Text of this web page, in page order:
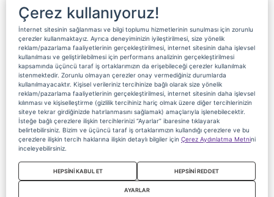
Çerez kullanıyoruz!
İnternet sitesinin sağlanması ve bilgi toplumu hizmetlerinin sunulması için zorunlu
çerezler kullanmaktayız. Ayrıca deneyiminizin iyileştirilmesi, size yönelik
reklam/pazarlama faaliyetlerinin gerçekleştirilmesi, internet sitesinin daha işlevsel
kullanılması ve geliştirilebilmesi için performans analizinin gerçekleştirilmesi
kapsamında üçüncü taraf iş ortaklarımızın da erişebileceği çerezler kullanılmak
istenmektedir. Zorunlu olmayan çerezler onay vermediğiniz durumlarda
kullanılmayacaktır. Kişisel verileriniz tercihinize bağlı olarak size yönelik
reklam/pazarlama faaliyetlerinin gerçekleştirilmesi, internet sitesinin daha işlevsel
kılınması ve kişiselleştirme (gizlilik tercihiniz hariç olmak üzere diğer tercihlerinizin
siteye tekrar girdiğinizde hatırlanmasını sağlamak) amaçlarıyla işlenebilecektir.
İsteğe bağlı çerezlere ilişkin tercihlerinizi “Ayarlar” ibaresine tıklayarak
belirtebilirsiniz. Bizim ve üçüncü taraf iş ortaklarımızın kullandığı çerezlere ve bu
çerezlere ilişkin tercih haklarına ilişkin detaylı bilgiler için Çerez Aydınlatma Metnini
inceleyebilirsiniz.
HEPSİNİ KABUL ET HEPSİNİ REDDET
AYARLAR